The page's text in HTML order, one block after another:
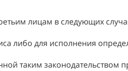
лицам в следующих
либо для исполнения
таким законодательством